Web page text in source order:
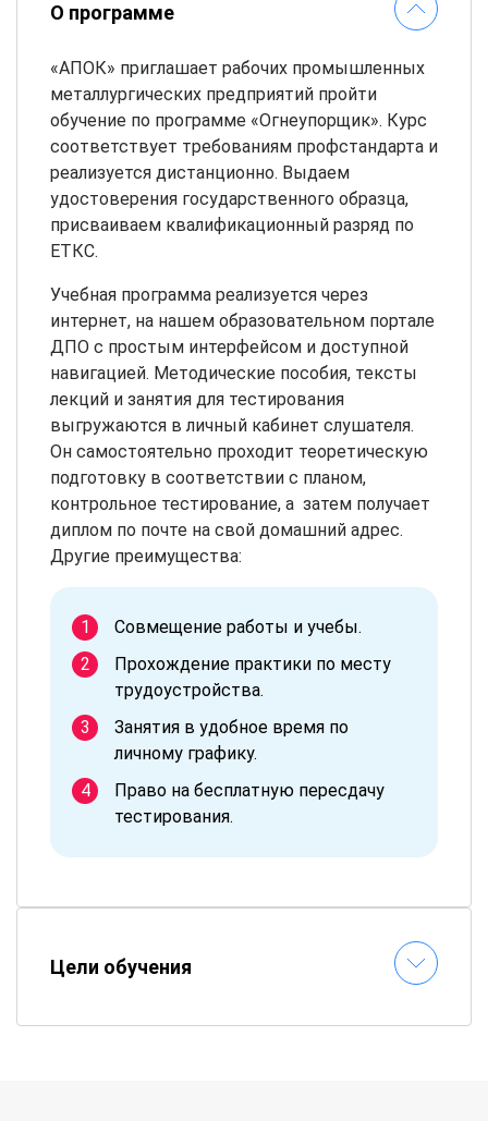
О программе
«АПОК» приглашает рабочих промышленных
металлургических предприятий пройти
обучение по программе «Огнеупорщик». Курс
соответствует требованиям профстандарта и
реализуется дистанционно. Выдаем
удостоверения государственного образца,
присваиваем квалификационный разряд по
ЕТКС.
Учебная программа реализуется через
интернет, на нашем образовательном портале
ДПО с простым интерфейсом и доступной
навигацией. Методические пособия, тексты
лекций и занятия для тестирования
выгружаются в личный кабинет слушателя.
Он самостоятельно проходит теоретическую
подготовку в соответствии с планом,
контрольное тестирование, а затем получает
диплом по почте на свой домашний адрес.
Другие преимущества:
Совмещение работы и учебы.
Прохождение практики по месту
трудоустройства.
Занятия в удобное время по
личному графику.
Право на бесплатную пересдачу
тестирования.
Цели обучения